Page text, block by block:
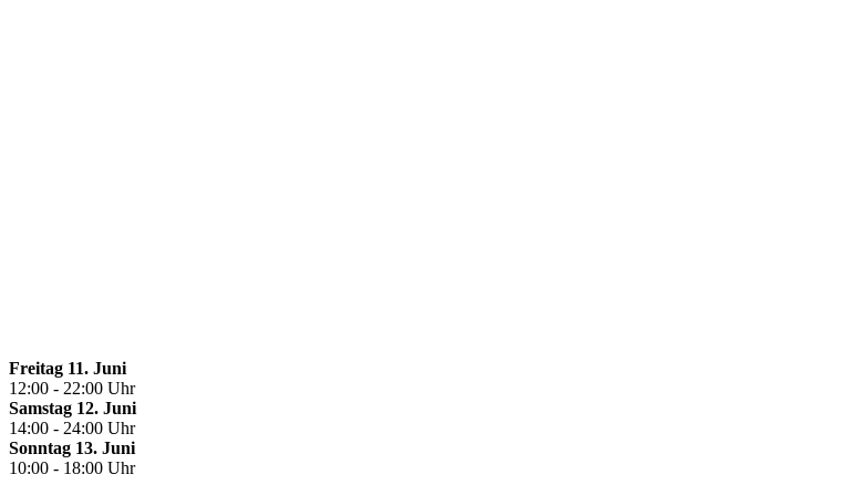
Freitag 11. Juni
12:00 - 22:00 Uhr
Samstag 12. Juni
14:00 - 24:00 Uhr
Sonntag 13. Juni
10:00 - 18:00 Uhr